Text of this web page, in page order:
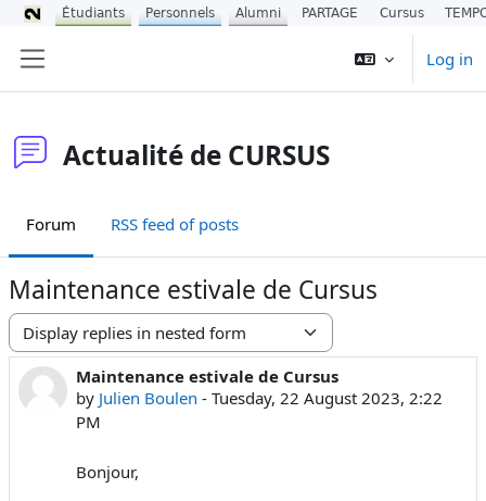
Log in
Actualité de CURSUS
Forum RSS feed of posts
Maintenance estivale de Cursus
Display mode
Maintenance estivale de Cursus
by Julien Boulen - Tuesday, 22 August 2023, 2:22
PM
Number of replies: 0
Bonjour,
Étudiants Personnels Alumni PARTAGE Cursus